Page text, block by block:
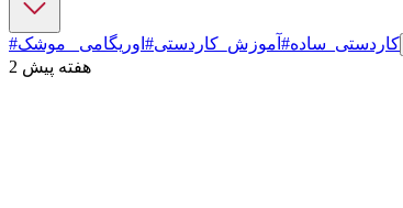
#کاردستی_ساده#آموزش_کاردستی#اوریگامی_ موشک
2 هفته پیش